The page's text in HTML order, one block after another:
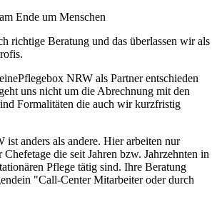
Ende um Menschen
richtige Beratung und das überlassen wir als
NRW als Partner entschieden
uns nicht um die Abrechnung mit den
Formalitäten die auch wir kurzfristig
ist anders als andere. Hier arbeiten nur
die seit Jahren bzw. Jahrzehnten in
Pflege tätig sind. Ihre Beratung
"Call-Center Mitarbeiter oder durch